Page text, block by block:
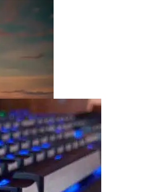
Этапы Возведения
Управлять ТВ